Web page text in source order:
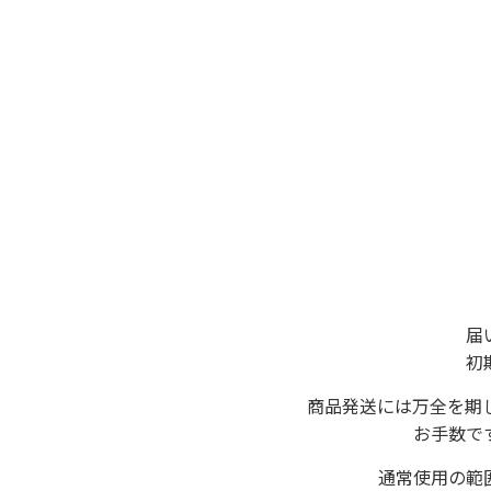
届
初
商品発送には万全を
お手数で
通常使用の範